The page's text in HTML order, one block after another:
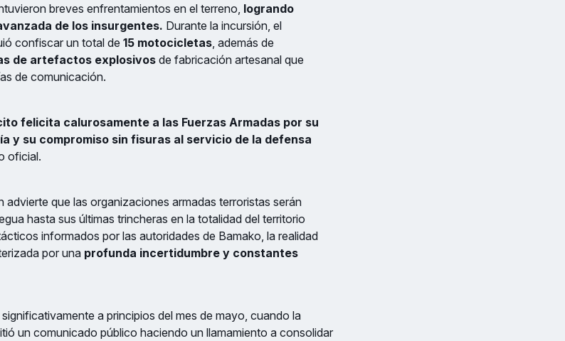
breves enfrentamientos en el terreno, logrando
de los insurgentes. Durante la incursión, el
confiscar un total de 15 motocicletas, además de
de artefactos explosivos de fabricación artesanal que
de comunicación.
felicita calurosamente a las Fuerzas Armadas por su
y su compromiso sin fisuras al servicio de la defensa
oficial.
advierte que las organizaciones armadas terroristas serán
hasta sus últimas trincheras en la totalidad del territorio
informados por las autoridades de Bamako, la realidad
por una profunda incertidumbre y constantes
a principios del mes de mayo, cuando la
un comunicado público haciendo un llamamiento a consolidar